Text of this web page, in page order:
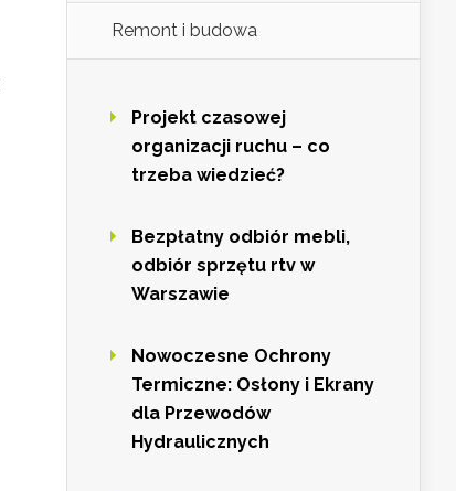
Remont i budowa
Projekt czasowej
organizacji ruchu – co
trzeba wiedzieć?
Bezpłatny odbiór mebli,
odbiór sprzętu rtv w
Warszawie
Nowoczesne Ochrony
Termiczne: Osłony i Ekrany
dla Przewodów
Hydraulicznych